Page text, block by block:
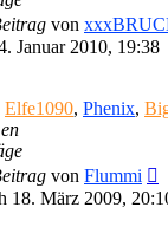
von
Januar 2010, 19:38
Elfe1090, Phenix,
von Flummi
18. März 2009,